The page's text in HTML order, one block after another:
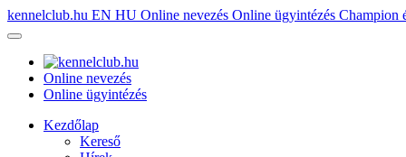
kennelclub.hu EN HU Online nevezés Online ügyintézés Champion
Online nevezés
Online ügyintézés
Kezdőlap
Kereső